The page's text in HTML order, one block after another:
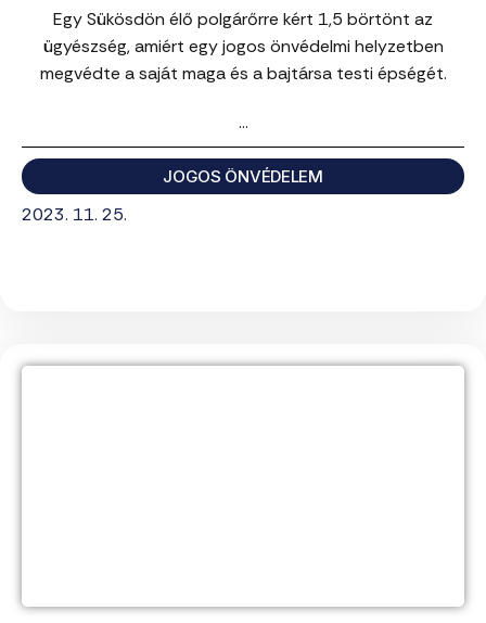
Egy Sükösdön élő polgárőrre kért 1,5 börtönt az
ügyészség, amiért egy jogos önvédelmi helyzetben
megvédte a saját maga és a bajtársa testi épségét.
...
JOGOS ÖNVÉDELEM
2023. 11. 25.